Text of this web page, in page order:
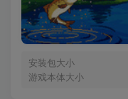
安装包大小
游戏本体大小